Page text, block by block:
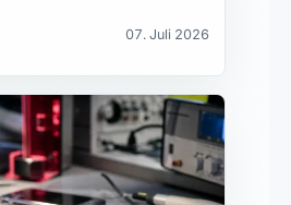
07. Juli 2026